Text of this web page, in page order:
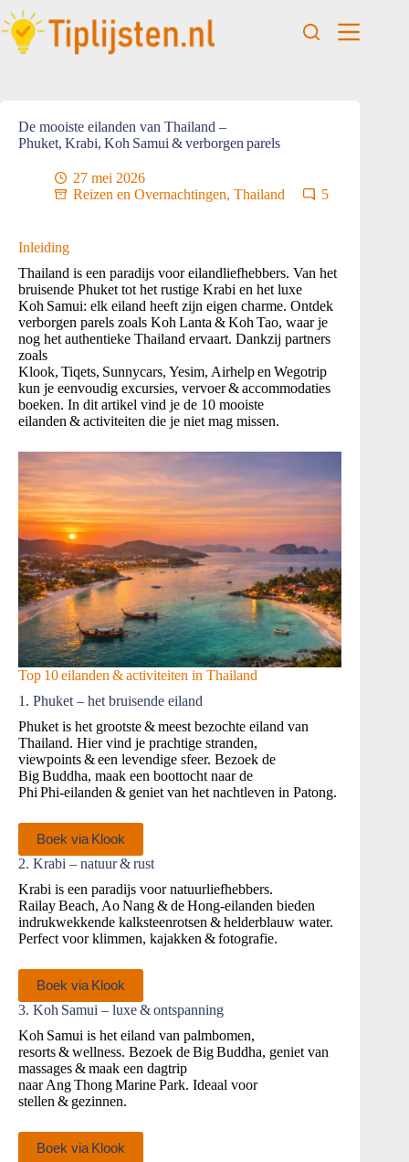
De mooiste eilanden van Thailand –
Phuket, Krabi, Koh Samui & verborgen parels
27 mei 2026
Reizen en Overnachtingen, Thailand 5
Inleiding
Thailand is een paradijs voor eilandliefhebbers. Van het
bruisende Phuket tot het rustige Krabi en het luxe
Koh Samui: elk eiland heeft zijn eigen charme. Ontdek
verborgen parels zoals Koh Lanta & Koh Tao, waar je
nog het authentieke Thailand ervaart. Dankzij partners
zoals
Klook, Tiqets, Sunnycars, Yesim, Airhelp en Wegotrip
kun je eenvoudig excursies, vervoer & accommodaties
boeken. In dit artikel vind je de 10 mooiste
eilanden & activiteiten die je niet mag missen.
Top 10 eilanden & activiteiten in Thailand
1. Phuket – het bruisende eiland
Phuket is het grootste & meest bezochte eiland van
Thailand. Hier vind je prachtige stranden,
viewpoints & een levendige sfeer. Bezoek de
Big Buddha, maak een boottocht naar de
Phi Phi‑eilanden & geniet van het nachtleven in Patong.
Boek via Klook
2. Krabi – natuur & rust
Krabi is een paradijs voor natuurliefhebbers.
Railay Beach, Ao Nang & de Hong‑eilanden bieden
indrukwekkende kalksteenrotsen & helderblauw water.
Perfect voor klimmen, kajakken & fotografie.
Boek via Klook
3. Koh Samui – luxe & ontspanning
Koh Samui is het eiland van palmbomen,
resorts & wellness. Bezoek de Big Buddha, geniet van
massages & maak een dagtrip
naar Ang Thong Marine Park. Ideaal voor
stellen & gezinnen.
Boek via Klook